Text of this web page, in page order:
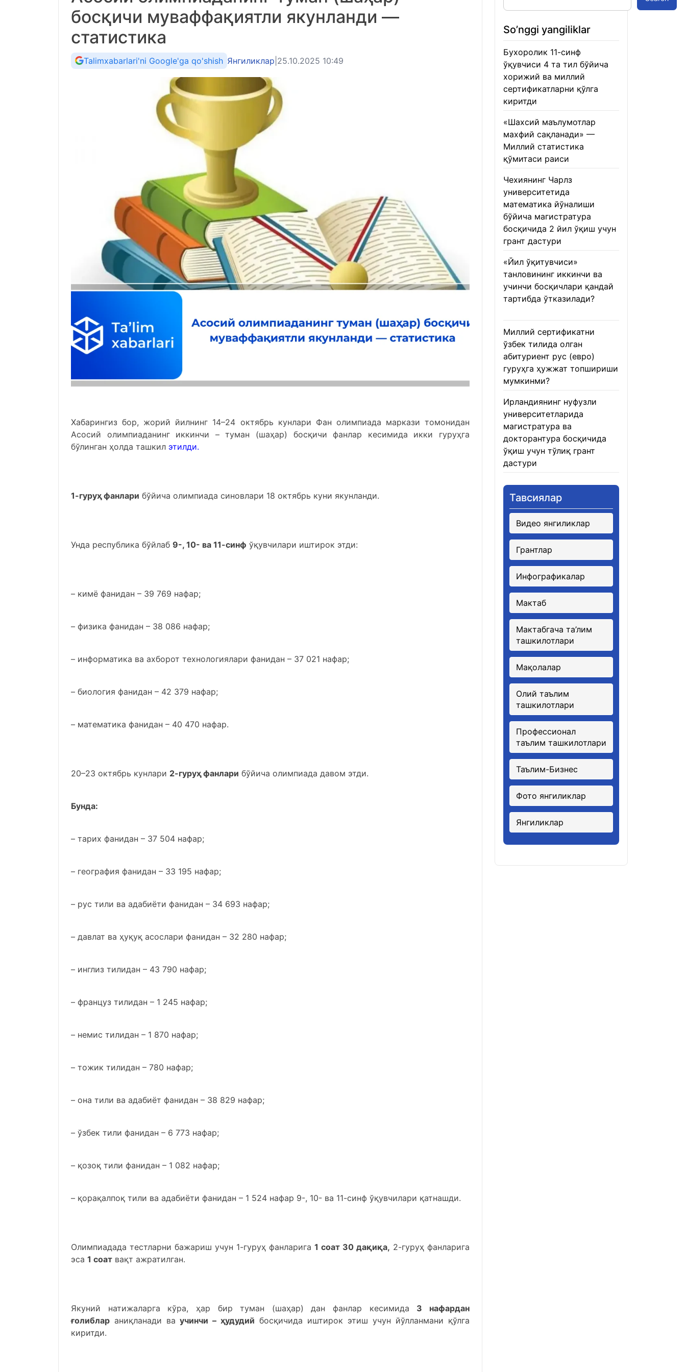
босқичи муваффақиятли якунланди —
статистика
Talimxabarlari'ni Google'ga qo'shish Янгиликлар 25.10.2025 10:49
Хабарингиз бор, жорий йилнинг 14–24 октябрь кунлари Фан олимпиада маркази томонидан
Асосий олимпиаданинг иккинчи – туман (шаҳар) босқичи фанлар кесимида икки гуруҳга
бўлинган ҳолда ташкил этилди.
1-гуруҳ фанлари бўйича олимпиада синовлари 18 октябрь куни якунланди.
Унда республика бўйлаб 9-, 10- ва 11-синф ўқувчилари иштирок этди:
– кимё фанидан – 39 769 нафар;
– физика фанидан – 38 086 нафар;
– информатика ва ахборот технологиялари фанидан – 37 021 нафар;
– биология фанидан – 42 379 нафар;
– математика фанидан – 40 470 нафар.
20–23 октябрь кунлари 2-гуруҳ фанлари бўйича олимпиада давом этди.
Бунда:
– тарих фанидан – 37 504 нафар;
– география фанидан – 33 195 нафар;
– рус тили ва адабиёти фанидан – 34 693 нафар;
– давлат ва ҳуқуқ асослари фанидан – 32 280 нафар;
– инглиз тилидан – 43 790 нафар;
– француз тилидан – 1 245 нафар;
– немис тилидан – 1 870 нафар;
– тожик тилидан – 780 нафар;
– она тили ва адабиёт фанидан – 38 829 нафар;
– ўзбек тили фанидан – 6 773 нафар;
– қозоқ тили фанидан – 1 082 нафар;
– қорақалпоқ тили ва адабиёти фанидан – 1 524 нафар 9-, 10- ва 11-синф ўқувчилари қатнашди.
Олимпиадада тестларни бажариш учун 1-гуруҳ фанларига 1 соат 30 дақиқа, 2-гуруҳ фанларига
эса 1 соат вақт ажратилган.
Якуний натижаларга кўра, ҳар бир туман (шаҳар) дан фанлар кесимида 3 нафардан
ғолиблар аниқланади ва учинчи – ҳудудий босқичида иштирок этиш учун йўлланмани қўлга
киритди.
So’nggi yangiliklar
Бухоролик 11-синф
ўқувчиси 4 та тил бўйича
хорижий ва миллий
сертификатларни қўлга
киритди
«Шахсий маълумотлар
махфий сақланади» —
Миллий статистика
қўмитаси раиси
Чехиянинг Чарлз
университетида
математика йўналиши
бўйича магистратура
босқичида 2 йил ўқиш учун
грант дастури
«Йил ўқитувчиси»
танловининг иккинчи ва
учинчи босқичлари қандай
тартибда ўтказилади?
Миллий сертификатни
ўзбек тилида олган
абитуриент рус (евро)
гуруҳга ҳужжат топшириши
мумкинми?
Ирландиянинг нуфузли
университетларида
магистратура ва
докторантура босқичида
ўқиш учун тўлиқ грант
дастури
Тавсиялар
Видео янгиликлар
Грантлар
Инфографикалар
Мактаб
Мактабгача та’лим
ташкилотлари
Мақолалар
Олий таълим
ташкилотлари
Профессионал
таълим ташкилотлари
Таълим-Бизнес
Фото янгиликлар
Янгиликлар